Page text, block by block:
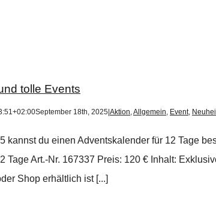
tolle Events
September 18th, 2025 Aktion,Allgemein, Event,
kannst du einen Adventskalender für 12 Tage
Tage Art.-Nr. 167337 Preis: 120 € Inhalt:
Shop erhältlich ist [...]